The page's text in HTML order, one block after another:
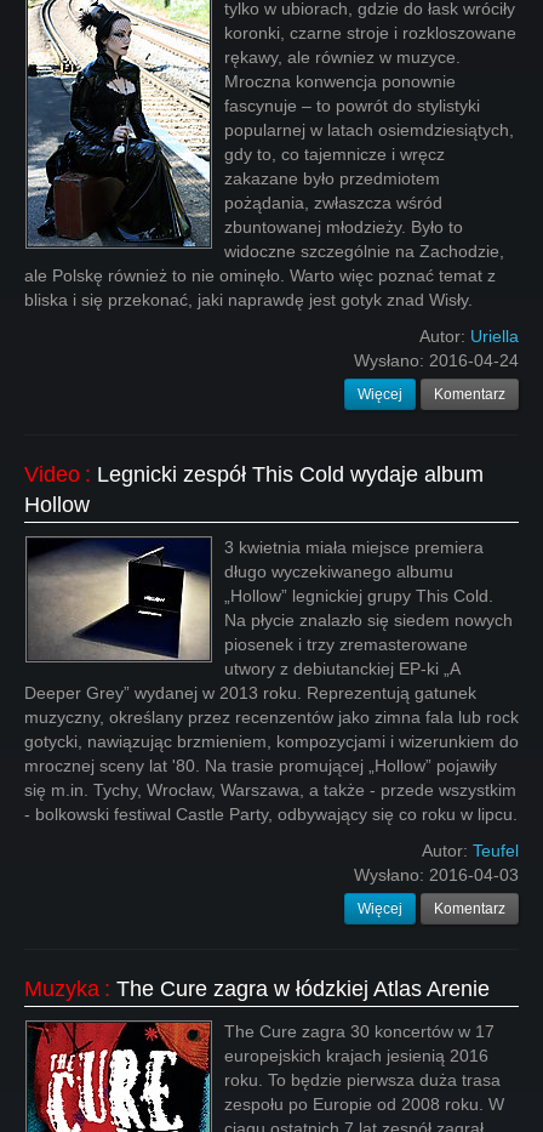
tylko w ubiorach, gdzie do łask wróciły
koronki, czarne stroje i rozkloszowane
rękawy, ale równiez w muzyce.
Mroczna konwencja ponownie
fascynuje – to powrót do stylistyki
popularnej w latach osiemdziesiątych,
gdy to, co tajemnicze i wręcz
zakazane było przedmiotem
pożądania, zwłaszcza wśród
zbuntowanej młodzieży. Było to
widoczne szczególnie na Zachodzie,
ale Polskę również to nie ominęło. Warto więc poznać temat z
bliska i się przekonać, jaki naprawdę jest gotyk znad Wisły.
Autor: Uriella
Wysłano: 2016-04-24
Więcej Komentarz
Video : Legnicki zespół This Cold wydaje album
Hollow
3 kwietnia miała miejsce premiera
długo wyczekiwanego albumu
„Hollow” legnickiej grupy This Cold.
Na płycie znalazło się siedem nowych
piosenek i trzy zremasterowane
utwory z debiutanckiej EP-ki „A
Deeper Grey” wydanej w 2013 roku. Reprezentują gatunek
muzyczny, określany przez recenzentów jako zimna fala lub rock
gotycki, nawiązując brzmieniem, kompozycjami i wizerunkiem do
mrocznej sceny lat '80. Na trasie promującej „Hollow” pojawiły
się m.in. Tychy, Wrocław, Warszawa, a także - przede wszystkim
- bolkowski festiwal Castle Party, odbywający się co roku w lipcu.
Autor: Teufel
Wysłano: 2016-04-03
Więcej Komentarz
Muzyka : The Cure zagra w łódzkiej Atlas Arenie
The Cure zagra 30 koncertów w 17
europejskich krajach jesienią 2016
roku. To będzie pierwsza duża trasa
zespołu po Europie od 2008 roku. W